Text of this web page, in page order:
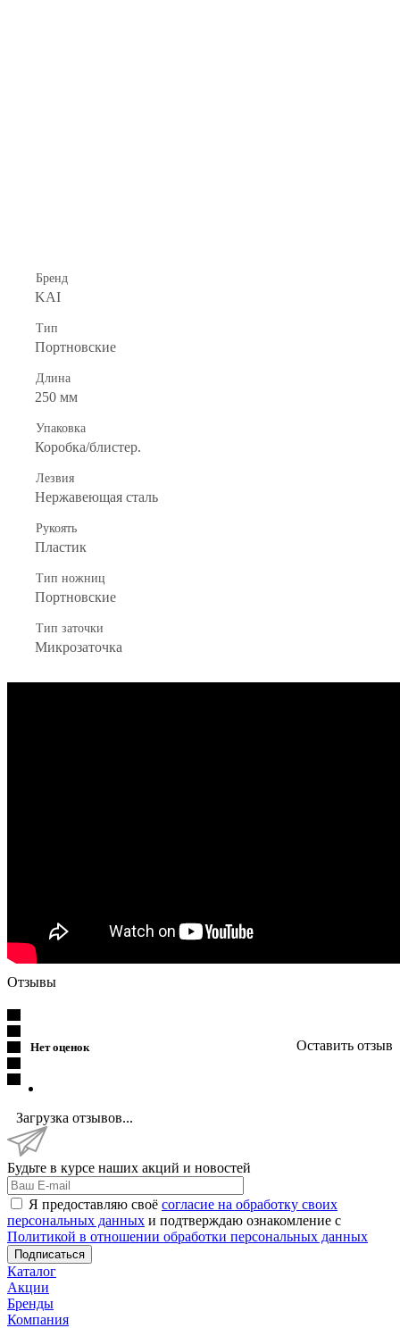
Бренд
KAI
Тип
Портновские
Длина
250 мм
Упаковка
Коробка/блистер.
Лезвия
Нержавеющая сталь
Рукоять
Пластик
Тип ножниц
Портновские
Тип заточки
Микрозаточка
Отзывы
Нет оценок Оставить отзыв
Загрузка отзывов...
Будьте в курсе наших акций и новостей
Я предоставляю своё согласие на обработку своих
персональных данных и подтверждаю ознакомление с
Политикой в отношении обработки персональных данных
Подписаться
Каталог
Акции
Бренды
Компания